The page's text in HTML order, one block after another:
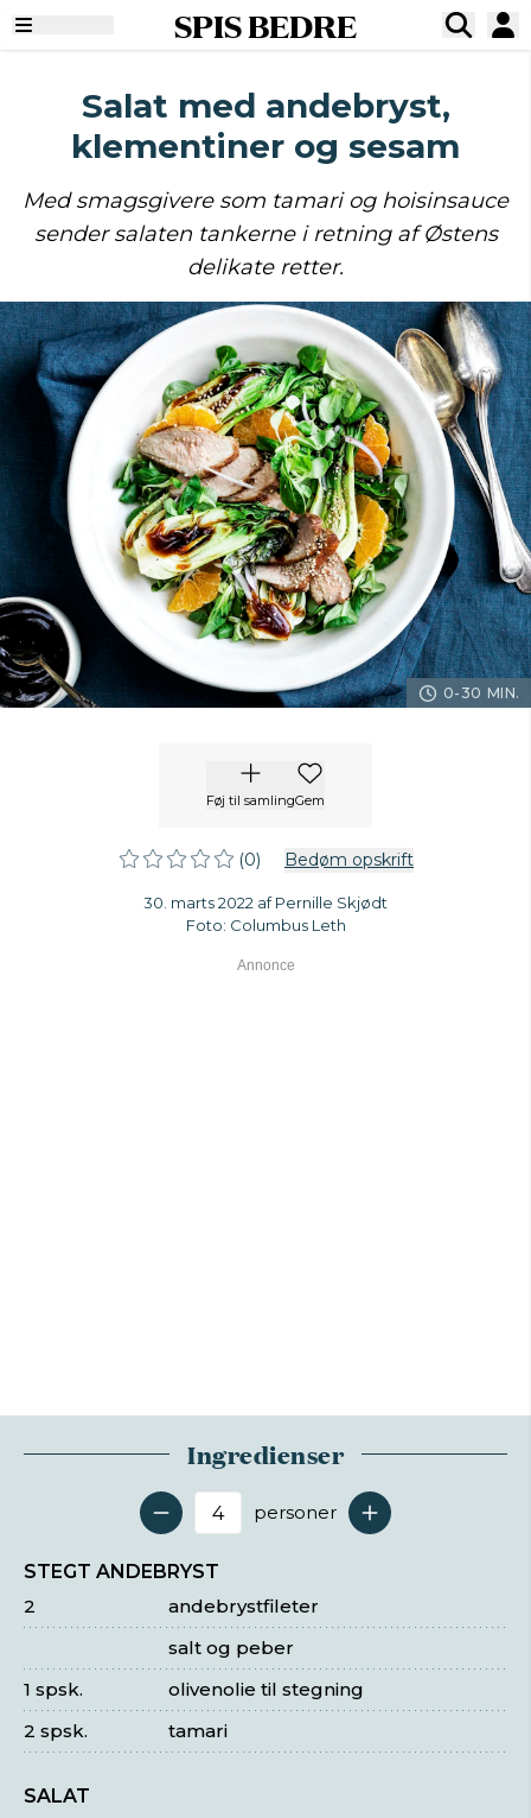
SPIS BEDRE
Salat med andebryst,
klementiner og sesam
Med smagsgivere som tamari og hoisinsauce
sender salaten tankerne i retning af Østens
delikate retter.
0-30 MIN.
Føj til samlingGem
(0) Bedøm opskrift
30. marts 2022 af Pernille Skjødt
Foto: Columbus Leth
Ingredienser
Antal serveringer
personer
STEGT ANDEBRYST
andebrystfileter
2
salt og peber
olivenolie til stegning
1 spsk.
tamari
2 spsk.
SALAT